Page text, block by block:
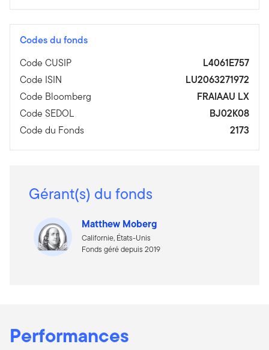
Codes du fonds
Code CUSIP
L4061E757
Code ISIN
LU2063271972
Code Bloomberg
FRAIAAU LX
Code SEDOL
BJ02K08
Code du Fonds
2173
Gérant(s) du fonds
Matthew Moberg
Californie, États-Unis
Fonds géré depuis 2019
Performances